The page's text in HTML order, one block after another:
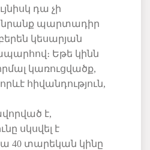
դա չի
նրանք պարտադիր
կեսարյան
Եթե կինն
կառուցվածք,
որևէ հիվանդություն,
է,
սկսվել է
40 տարեկան կինը